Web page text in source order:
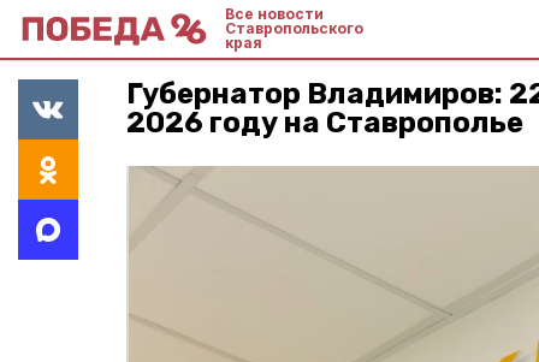
Все новости
Ставропольского
края
Губернатор Владимиров:
2026 году на Ставрополье